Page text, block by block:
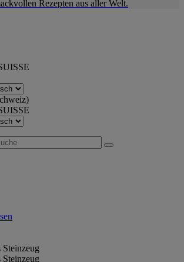
Rezepten aus aller Welt.